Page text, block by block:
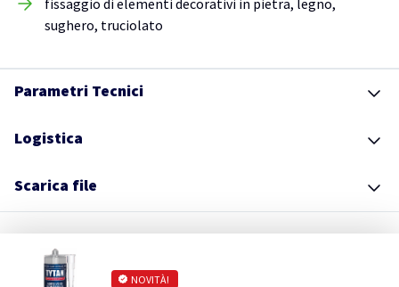
fissaggio di elementi decorativi in pietra, legno,
sughero, truciolato
Parametri Tecnici
Logistica
Scarica file
NOVITÀ!